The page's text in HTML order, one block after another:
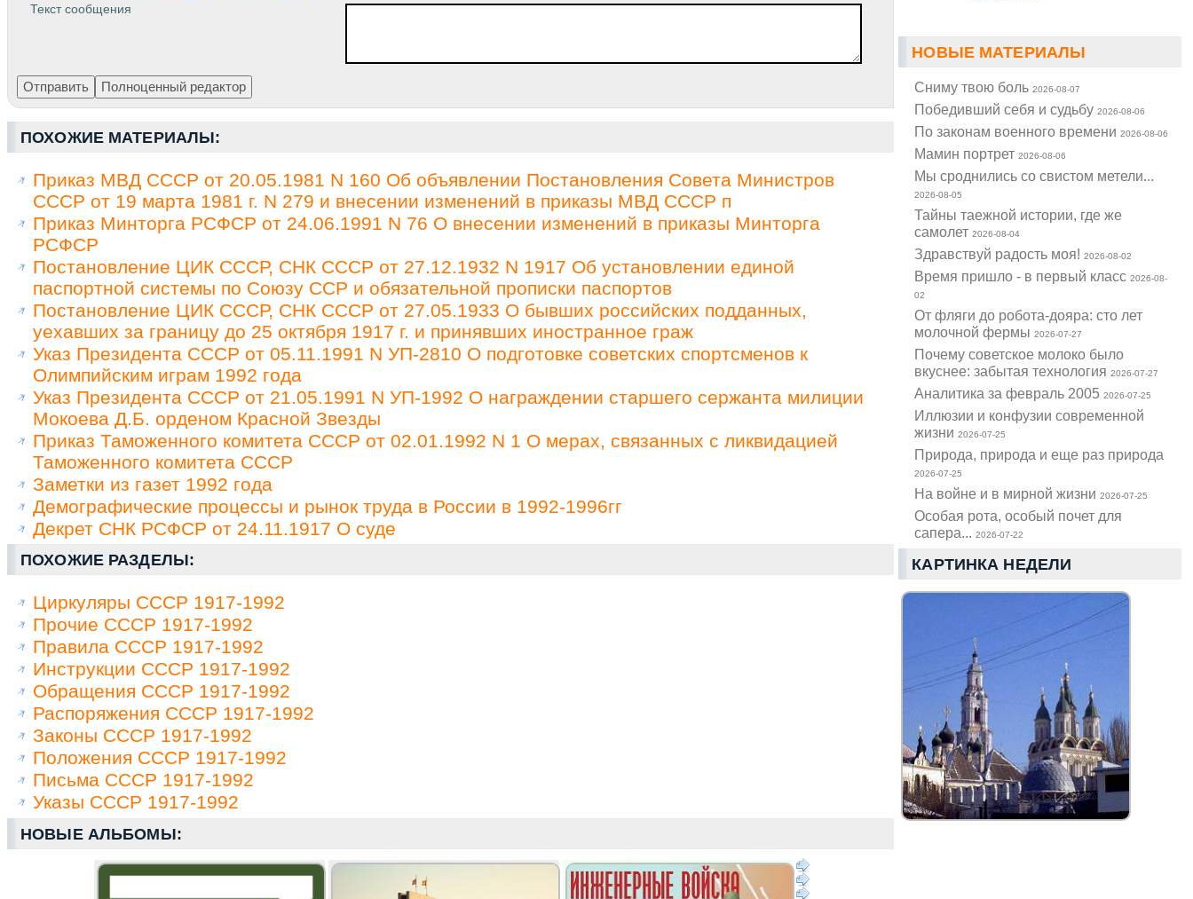
НОВЫЕ МАТЕРИАЛЫ
Cниму твою боль2026-08-07
Победивший себя и судьбу2026-08-06
По законам военного времени2026-08-06
Мамин портрет2026-08-06
Мы сроднились со свистом метели...
2026-08-05
Тайны таежной истории, где же
самолет2026-08-04
Здравствуй радость моя!2026-08-02
Время пришло - в первый класс2026-08-
02
От фляги до робота-дояра: сто лет
молочной фермы2026-07-27
Почему советское молоко было
вкуснее: забытая технология2026-07-27
Аналитика за февраль 20052026-07-25
Иллюзии и конфузии современной
жизни2026-07-25
Природа, природа и еще раз природа
2026-07-25
На войне и в мирной жизни2026-07-25
Особая рота, особый почет для
сапера...2026-07-22
КАРТИНКА НЕДЕЛИ
Текст сообщения
ПОХОЖИЕ МАТЕРИАЛЫ:
Приказ МВД СССР от 20.05.1981 N 160 Об объявлении Постановления Совета Министров
СССР от 19 марта 1981 г. N 279 и внесении изменений в приказы МВД СССР п
Приказ Минторга РСФСР от 24.06.1991 N 76 О внесении изменений в приказы Минторга
РСФСР
Постановление ЦИК СССР, СНК СССР от 27.12.1932 N 1917 Об установлении единой
паспортной системы по Союзу ССР и обязательной прописки паспортов
Постановление ЦИК СССР, СНК СССР от 27.05.1933 О бывших российских подданных,
уехавших за границу до 25 октября 1917 г. и принявших иностранное граж
Указ Президента СССР от 05.11.1991 N УП-2810 О подготовке советских спортсменов к
Олимпийским играм 1992 года
Указ Президента СССР от 21.05.1991 N УП-1992 О награждении старшего сержанта милиции
Мокоева Д.Б. орденом Красной Звезды
Приказ Таможенного комитета СССР от 02.01.1992 N 1 О мерах, связанных с ликвидацией
Таможенного комитета СССР
Заметки из газет 1992 года
Демографические процессы и рынок труда в России в 1992-1996гг
Декрет СНК РСФСР от 24.11.1917 О суде
ПОХОЖИЕ РАЗДЕЛЫ:
Циркуляры СССР 1917-1992
Прочие СССР 1917-1992
Правила СССР 1917-1992
Инструкции СССР 1917-1992
Обращения СССР 1917-1992
Распоряжения СССР 1917-1992
Законы СССР 1917-1992
Положения СССР 1917-1992
Письма СССР 1917-1992
Указы СССР 1917-1992
НОВЫЕ АЛЬБОМЫ: